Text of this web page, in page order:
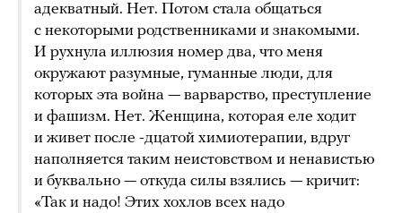
адекватный. Нет. Потом стала общаться
с некоторыми родственниками и знакомыми.
И рухнула иллюзия номер два, что меня
окружают разумные, гуманные люди, для
которых эта война — варварство, преступление
и фашизм. Нет. Женщина, которая еле ходит
и живет после -дцатой химиотерапии, вдруг
наполняется таким неистовством и ненавистью
и буквально — откуда силы взялись — кричит:
«Так и надо! Этих хохлов всех надо